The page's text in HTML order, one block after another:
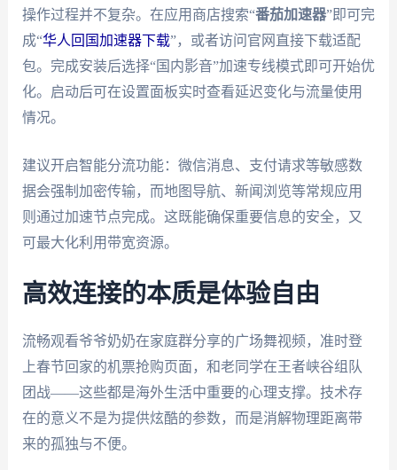
操作过程并不复杂。在应用商店搜索“番茄加速器”即可完
成“华人回国加速器下载”，或者访问官网直接下载适配
包。完成安装后选择“国内影音”加速专线模式即可开始优
化。启动后可在设置面板实时查看延迟变化与流量使用
情况。
建议开启智能分流功能：微信消息、支付请求等敏感数
据会强制加密传输，而地图导航、新闻浏览等常规应用
则通过加速节点完成。这既能确保重要信息的安全，又
可最大化利用带宽资源。
高效连接的本质是体验自由
流畅观看爷爷奶奶在家庭群分享的广场舞视频，准时登
上春节回家的机票抢购页面，和老同学在王者峡谷组队
团战——这些都是海外生活中重要的心理支撑。技术存
在的意义不是为提供炫酷的参数，而是消解物理距离带
来的孤独与不便。